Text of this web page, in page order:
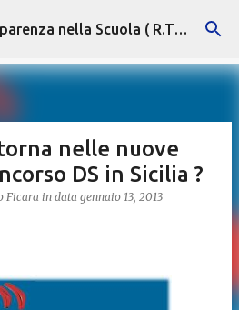
contenuti principali Regolarità e Trasparenza nella Scuola ( R.T.S. )
nelle nuove
DS in Sicilia ?
Ficara in data gennaio 13, 2013